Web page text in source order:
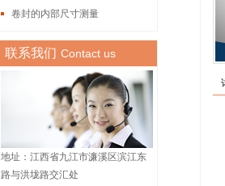
卷封的内部尺寸测量
联系我们 Contact us
地址：江西省九江市濂溪区滨江东
路与洪垅路交汇处